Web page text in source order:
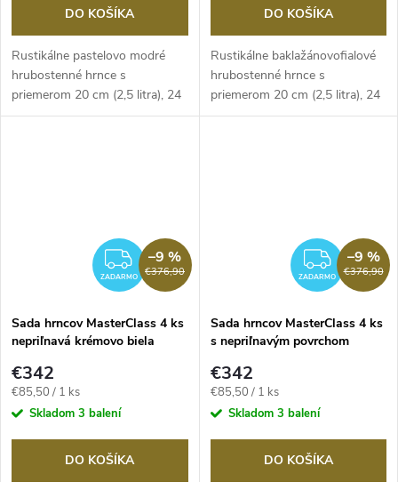
DO KOŠÍKA
Rustikálne pastelovo modré
hrubostenné hrnce s
priemerom 20 cm (2,5 litra), 24
cm (4 litre), 28...
DO KOŠÍKA
Rustikálne baklažánovofialové
hrubostenné hrnce s
priemerom 20 cm (2,5 litra), 24
cm (4 litre),...
ZADARMO
ZADARMO €376,90
–9 %
Sada hrncov MasterClass 4 ks
nepriľnavá krémovo biela
€342
Jednotková
cena:
€85,50 / 1 ks
Skladom 3 balení
DO KOŠÍKA
ZADARMO €376,90
–9 %
Sada hrncov MasterClass 4 ks
s nepriľnavým povrchom
€342
Jednotková
cena:
€85,50 / 1 ks
Skladom 3 balení
DO KOŠÍKA